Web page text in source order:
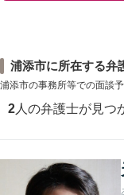
浦添市に所在する弁
浦添市の事務所等での面談予
2 人の弁護士が見つ